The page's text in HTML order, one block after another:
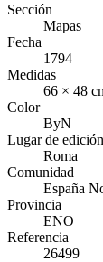
Sección
Mapas
Fecha
1794
Medidas
66 × 48
Color
ByN
Lugar de edición
Roma
Comunidad
España
Provincia
ENO
Referencia
26499